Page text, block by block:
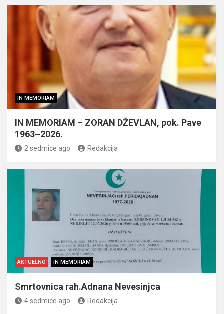
IN MEMORIAM
IN MEMORIAM – ZORAN DŽEVLAN, pok. Pave
1963–2026.
2 sedmice ago Redakcija
AKTUELNO IN MEMORIAM
Smrtovnica rah.Adnana Nevesinjca
4 sedmice ago Redakcija